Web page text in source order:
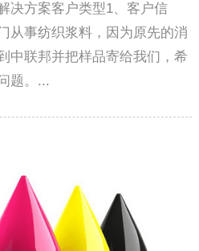
决方案客户类型1、客户信
从事纺织浆料，因为原先的消
中联邦并把样品寄给我们，希
题。...